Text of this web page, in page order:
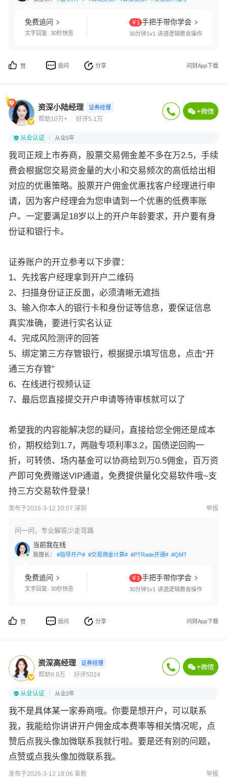
免费追问
文字回复· 30秒快答
￥1 手把手带你学会
30分钟1v1·讲透逻辑教会操作
赞 追问 分享 问财App下载
资深小陆经理 证券经理
帮助10万+ 好评5.1万
从业认证 从业5年
我司正规上市券商，股票交易佣金差不多在万2.5，手续
费会根据您交易资金量的大小和交易频次的高低给出相
对应的优惠策略。股票开户佣金优惠找客户经理进行申
请，因为客户经理会为您申请到一个优惠的低费率账
户。一定要满足18岁以上的开户年龄要求，开户要有身
份证和银行卡。
证券账户的开立参考以下步骤：
1、先找客户经理拿到开户二维码
2、扫描身份证正反面，必须清晰无遮挡
3、输入你本人的银行卡和身份证等信息，要保证信息
真实准确，要进行实名认证
4、完成风险测评的回答
5、绑定第三方存管银行，根据提示填写信息，点击“开
通三方存管”
6、在线进行视频认证
7、最后您直接提交开户申请等待审核就可以了
希望我的内容能解决您的疑问，直接给您全佣还是成本
价，期权给到1.7，两融专项利率3.2，国债逆回购一
折，可转债、场内基金可以协商给到万0.5佣金，百万资
产即可免费赠送VIP通道，免费提供量化交易软件哦~支
持三方交易软件登录！
发布于2026-3-12 20:07 深圳 举报
问一问，专业解答少走弯路
当前我在线
我擅长： #指导开户# #交易佣金计算# #PTRade开通# #QMT开通#
免费追问
文字回复· 30秒快答
￥1 手把手带你学会
30分钟1v1·讲透逻辑教会操作
赞 追问 分享 问财App下载
资深高经理 证券经理
帮助9.8万 好评5024
从业认证 从业2年
我不是具体某一家券商哦。你要是想开户，可以联系
我，我能给你讲讲开户佣金成本费率等相关情况呢，点
赞后点我头像加微联系我就行啦。要是还有别的问题，
点赞或点我头像加微联系我。
发布于2026-3-12 18:06 阜新 举报